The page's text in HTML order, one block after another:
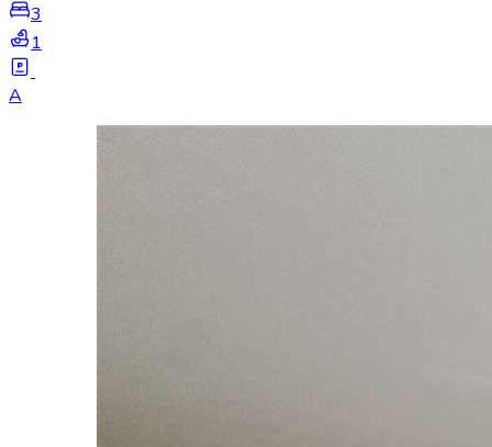
3
1
A